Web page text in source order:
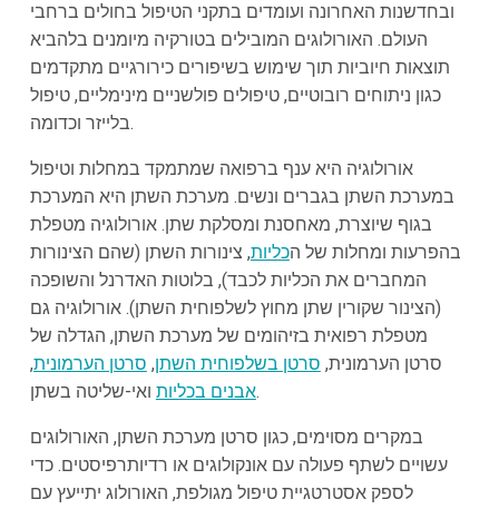
ובחדשנות האחרונה ועומדים בתקני הטיפול בחולים ברחבי
העולם. האורולוגים המובילים בטורקיה מיומנים בלהביא
תוצאות חיוביות תוך שימוש בשיפורים כירורגיים מתקדמים
כגון ניתוחים רובוטיים, טיפולים פולשניים מינימליים, טיפול
בלייזר וכדומה.
אורולוגיה היא ענף ברפואה שמתמקד במחלות וטיפול
במערכת השתן בגברים ונשים. מערכת השתן היא המערכת
בגוף שיוצרת, מאחסנת ומסלקת שתן. אורולוגיה מטפלת
בהפרעות ומחלות של הכליות, צינורות השתן (שהם הצינורות
המחברים את הכליות לכבד), בלוטות האדרנל והשופכה
(הצינור שקורין שתן מחוץ לשלפוחית השתן). אורולוגיה גם
מטפלת רפואית בזיהומים של מערכת השתן, הגדלה של
סרטן הערמונית, סרטן בשלפוחית השתן, סרטן הערמונית,
אבנים בכליותואי-שליטה בשתן.
במקרים מסוימים, כגון סרטן מערכת השתן, האורולוגים
עשויים לשתף פעולה עם אונקולוגים או רדיותרפיסטים. כדי
לספק אסטרטגיית טיפול מגולפת, האורולוג יתייעץ עם